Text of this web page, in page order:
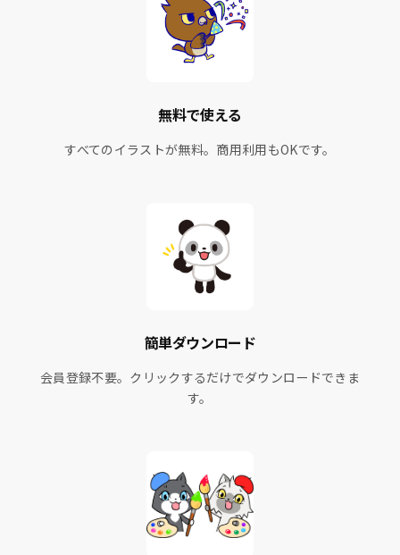
無料で使える
すべてのイラストが無料。商用利用もOKです。
簡単ダウンロード
会員登録不要。クリックするだけでダウンロードできま
す。